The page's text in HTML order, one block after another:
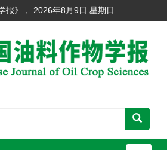
报》， 2026年8月9日 星期日